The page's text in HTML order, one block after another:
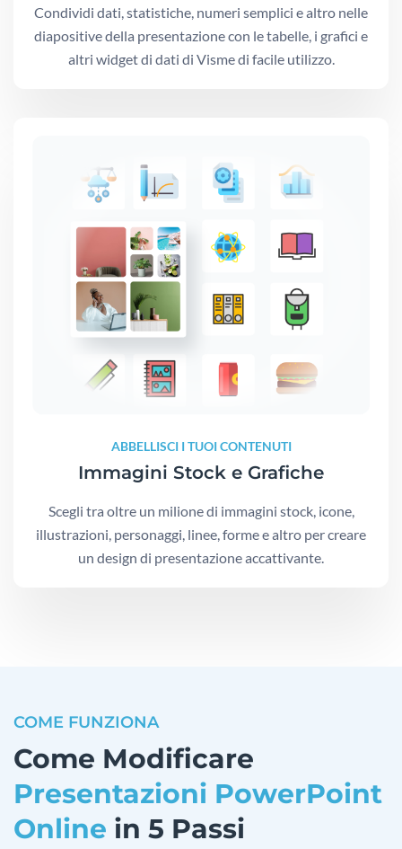
Condividi dati, statistiche, numeri semplici e altro nelle
diapositive della presentazione con le tabelle, i grafici e
altri widget di dati di Visme di facile utilizzo.
ABBELLISCI I TUOI CONTENUTI
Immagini Stock e Grafiche
Scegli tra oltre un milione di immagini stock, icone,
illustrazioni, personaggi, linee, forme e altro per creare
un design di presentazione accattivante.
COME FUNZIONA
Come Modificare
Presentazioni PowerPoint
Online in 5 Passi